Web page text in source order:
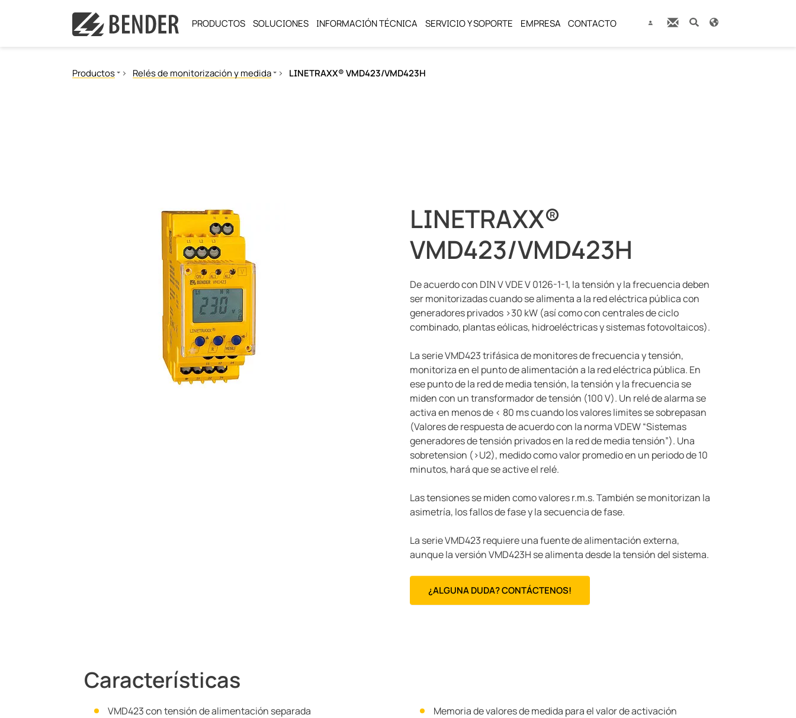
PRODUCTOS SOLUCIONES INFORMACIÓN TÉCNICA SERVICIO Y SOPORTE EMPRESA CONTACTO
Productos
Sistemas de Gestión y alarma
Sistemas de conmutación
Comprobadores de seguridad
Transformadores Toroidales
Relés de monitorización y medida LINETRAXX® VMD423/VMD423H
LINETRAXX®
VMD423/VMD423H
De acuerdo con DIN V VDE V 0126-1-1, la tensión y la frecuencia deben
ser monitorizadas cuando se alimenta a la red eléctrica pública con
generadores privados >30 kW (así como con centrales de ciclo
combinado, plantas eólicas, hidroeléctricas y sistemas fotovoltaicos).
La serie VMD423 trifásica de monitores de frecuencia y tensión,
monitoriza en el punto de alimentación a la red eléctrica pública. En
ese punto de la red de media tensión, la tensión y la frecuencia se
miden con un transformador de tensión (100 V). Un relé de alarma se
activa en menos de < 80 ms cuando los valores limites se sobrepasan
(Valores de respuesta de acuerdo con la norma VDEW “Sistemas
generadores de tensión privados en la red de media tensión”). Una
sobretension (>U2), medido como valor promedio en un periodo de 10
minutos, hará que se active el relé.
Las tensiones se miden como valores r.m.s. También se monitorizan la
asimetría, los fallos de fase y la secuencia de fase.
La serie VMD423 requiere una fuente de alimentación externa,
aunque la versión VMD423H se alimenta desde la tensión del sistema.
¿ALGUNA DUDA? CONTÁCTENOS!
Características
VMD423 con tensión de alimentación separada
Memoria de valores de medida para el valor de activación